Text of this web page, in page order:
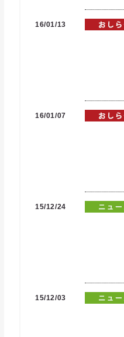
16/01/13
16/01/07
15/12/24
15/12/03